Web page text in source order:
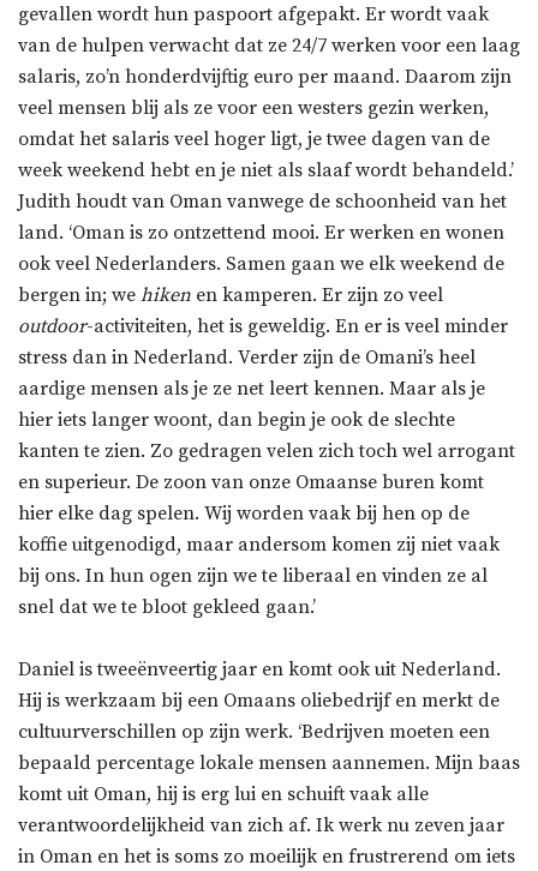
gevallen wordt hun paspoort afgepakt. Er wordt vaak
van de hulpen verwacht dat ze 24/7 werken voor een laag
salaris, zo’n honderdvijftig euro per maand. Daarom zijn
veel mensen blij als ze voor een westers gezin werken,
omdat het salaris veel hoger ligt, je twee dagen van de
week weekend hebt en je niet als slaaf wordt behandeld.’
Judith houdt van Oman vanwege de schoonheid van het
land. ‘Oman is zo ontzettend mooi. Er werken en wonen
ook veel Nederlanders. Samen gaan we elk weekend de
bergen in; we hiken en kamperen. Er zijn zo veel
outdoor-activiteiten, het is geweldig. En er is veel minder
stress dan in Nederland. Verder zijn de Omani’s heel
aardige mensen als je ze net leert kennen. Maar als je
hier iets langer woont, dan begin je ook de slechte
kanten te zien. Zo gedragen velen zich toch wel arrogant
en superieur. De zoon van onze Omaanse buren komt
hier elke dag spelen. Wij worden vaak bij hen op de
koffie uitgenodigd, maar andersom komen zij niet vaak
bij ons. In hun ogen zijn we te liberaal en vinden ze al
snel dat we te bloot gekleed gaan.’
Daniel is tweeënveertig jaar en komt ook uit Nederland.
Hij is werkzaam bij een Omaans oliebedrijf en merkt de
cultuurverschillen op zijn werk. ‘Bedrijven moeten een
bepaald percentage lokale mensen aannemen. Mijn baas
komt uit Oman, hij is erg lui en schuift vaak alle
verantwoordelijkheid van zich af. Ik werk nu zeven jaar
in Oman en het is soms zo moeilijk en frustrerend om iets